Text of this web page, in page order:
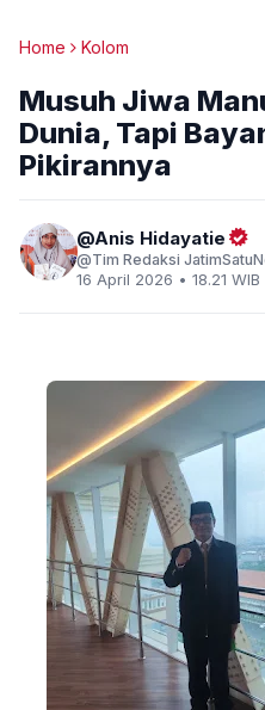
Home Kolom
Musuh Jiwa
Dunia, Tapi
Pikirannya
Anis Hidayatie
Tim Redaksi
16 April 2026 • 18.21 WIB